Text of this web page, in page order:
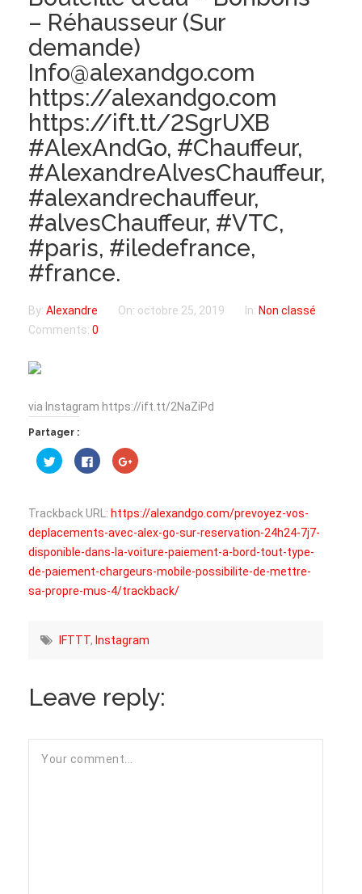
– Réhausseur (Sur
demande)
Info@alexandgo.com
https://alexandgo.com
https://ift.tt/2SgrUXB
#AlexAndGo, #Chauffeur,
#AlexandreAlvesChauffeur,
#alexandrechauffeur,
#alvesChauffeur, #VTC,
#paris, #iledefrance,
#france.
By: Alexandre On: octobre 25, 2019 In: Non classé
Comments: 0
via Instagram https://ift.tt/2NaZiPd
Partager :
Cliquez
pour
partager
dans
une
fenêtre)
Cliquez
pour
partager
dans
une
nouvelle
fenêtre)
Cliquez
pour
(ouvre
dans
une
nouvelle
fenêtre)
Trackback URL: https://alexandgo.com/prevoyez-vos-
deplacements-avec-alex-go-sur-reservation-24h24-7j7-
disponible-dans-la-voiture-paiement-a-bord-tout-type-
de-paiement-chargeurs-mobile-possibilite-de-mettre-
sa-propre-mus-4/trackback/
IFTTT, Instagram
Leave reply: